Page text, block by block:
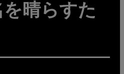
晴らすた